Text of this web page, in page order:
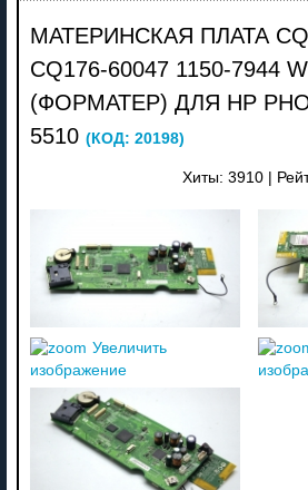
МАТЕРИНСКАЯ ПЛАТА
CQ176-60047 1150-7944
(ФОРМАТЕР) ДЛЯ HP
5510 (КОД: 20198)
Хиты: 3910
Увеличить
изображение